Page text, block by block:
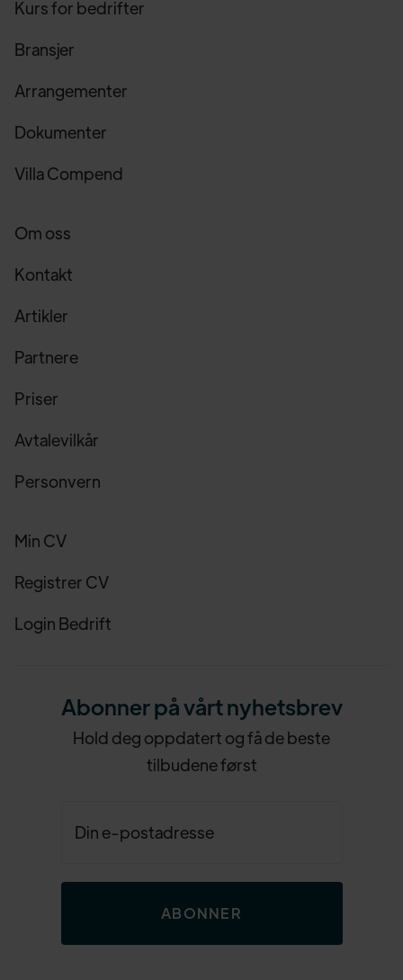
Kurs for bedrifter
Bransjer
Arrangementer
Dokumenter
Villa Compend
Om oss
Kontakt
Artikler
Partnere
Priser
Avtalevilkår
Personvern
Min CV
Registrer CV
Login Bedrift
Abonner på vårt nyhetsbrev
Hold deg oppdatert og få de beste
tilbudene først